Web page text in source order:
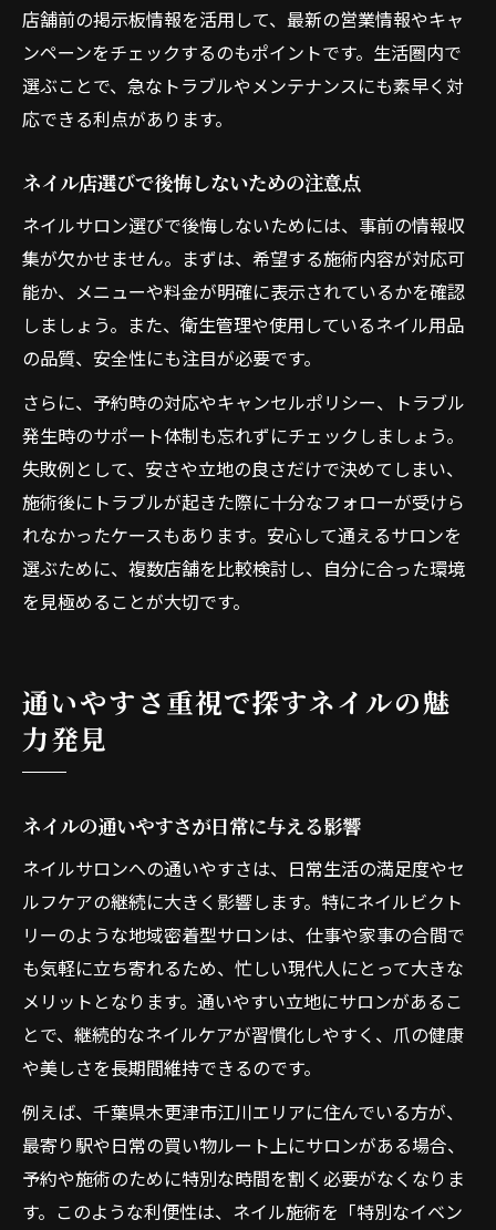
店舗前の掲示板情報を活用して、最新の営業情報やキャ
ンペーンをチェックするのもポイントです。生活圏内で
選ぶことで、急なトラブルやメンテナンスにも素早く対
応できる利点があります。
ネイル店選びで後悔しないための注意点
ネイルサロン選びで後悔しないためには、事前の情報収
集が欠かせません。まずは、希望する施術内容が対応可
能か、メニューや料金が明確に表示されているかを確認
しましょう。また、衛生管理や使用しているネイル用品
の品質、安全性にも注目が必要です。
さらに、予約時の対応やキャンセルポリシー、トラブル
発生時のサポート体制も忘れずにチェックしましょう。
失敗例として、安さや立地の良さだけで決めてしまい、
施術後にトラブルが起きた際に十分なフォローが受けら
れなかったケースもあります。安心して通えるサロンを
選ぶために、複数店舗を比較検討し、自分に合った環境
を見極めることが大切です。
通いやすさ重視で探すネイルの魅
力発見
ネイルの通いやすさが日常に与える影響
ネイルサロンへの通いやすさは、日常生活の満足度やセ
ルフケアの継続に大きく影響します。特にネイルビクト
リーのような地域密着型サロンは、仕事や家事の合間で
も気軽に立ち寄れるため、忙しい現代人にとって大きな
メリットとなります。通いやすい立地にサロンがあるこ
とで、継続的なネイルケアが習慣化しやすく、爪の健康
や美しさを長期間維持できるのです。
例えば、千葉県木更津市江川エリアに住んでいる方が、
最寄り駅や日常の買い物ルート上にサロンがある場合、
予約や施術のために特別な時間を割く必要がなくなりま
す。このような利便性は、ネイル施術を「特別なイベン